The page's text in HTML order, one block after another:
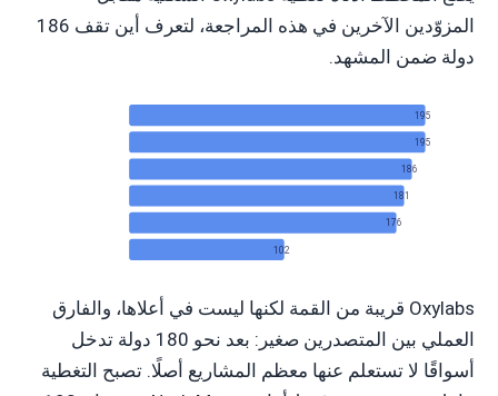
المزوّدين الآخرين في هذه المراجعة، لتعرف أين تقف 186
دولة ضمن المشهد.
195
195
186
181
176
102
Oxylabs قريبة من القمة لكنها ليست في أعلاها، والفارق
العملي بين المتصدرين صغير: بعد نحو 180 دولة تدخل
أسواقًا لا تستعلم عنها معظم المشاريع أصلًا. تصبح التغطية